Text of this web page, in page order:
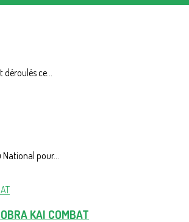
ce...
National pour...
KAI COMBAT